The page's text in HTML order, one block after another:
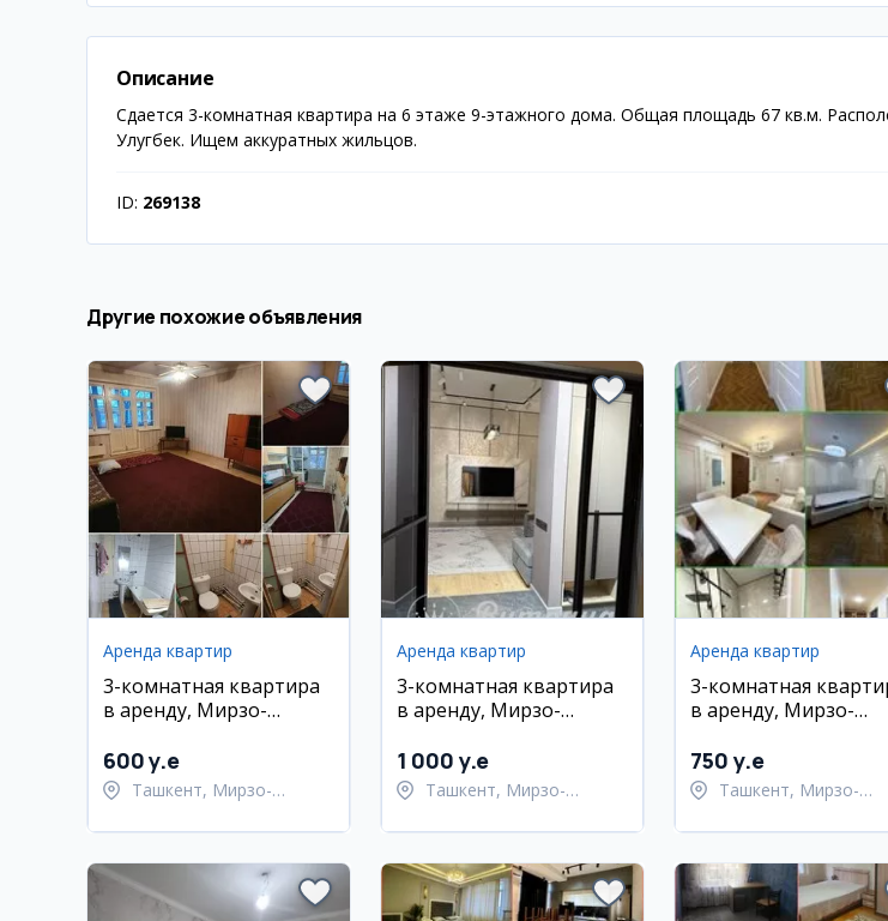
Описание
Сдается 3-комнатная квартира на 6 этаже 9-этажного дома. Общая площадь 67 кв.м.
Улугбек. Ищем аккуратных жильцов.
ID: 269138
Другие похожие объявления
Аренда квартир
3-комнатная квартира
в аренду, Мирзо-
рядом с метро Максим
Горький
600 y.e
Ташкент, Мирзо-
Аренда квартир
3-комнатная квартира
в аренду, Мирзо-
Ташкент
1 000 y.e
Ташкент, Мирзо-
Аренда квартир
3-комнатная
в аренду, Мирзо-
750 y.e
Ташкент, Мирзо-